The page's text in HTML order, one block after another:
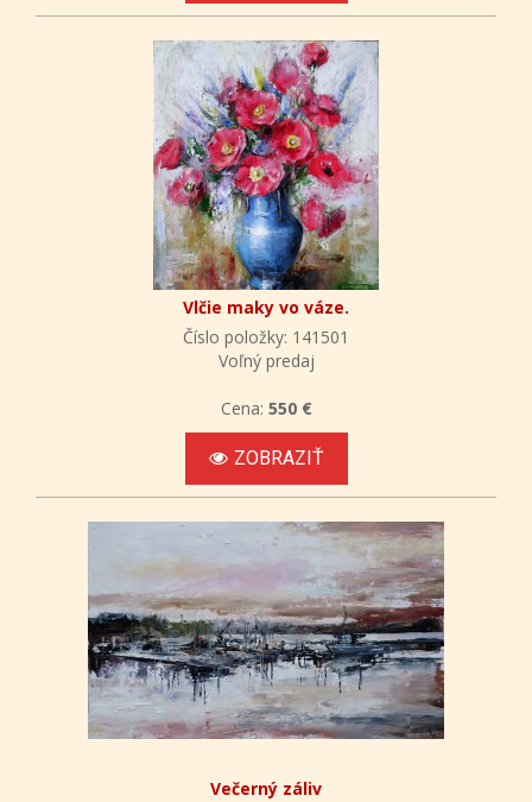
Vlčie maky vo váze.
Číslo položky: 141501
Voľný predaj
Cena: 550 €
ZOBRAZIŤ
Večerný záliv